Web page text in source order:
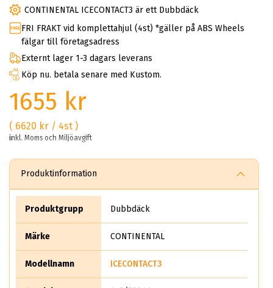
CONTINENTAL ICECONTACT3 är ett Dubbdäck
FRI FRAKT vid komplettahjul (4st) *gäller på ABS Wheels
fälgar till företagsadress
Externt lager 1-3 dagars leverans
Köp nu. betala senare med Kustom.
1655 kr
( 6620 kr / 4st )
inkl. Moms och Miljöavgift
Produktinformation
Produktgrupp Dubbdäck
Märke CONTINENTAL
Modellnamn ICECONTACT3